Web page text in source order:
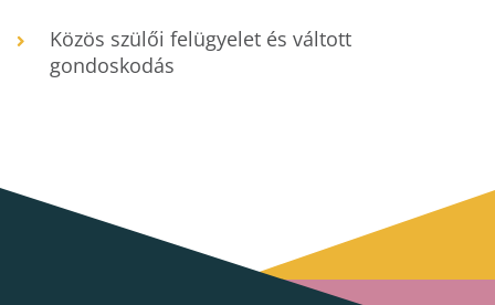
Közös szülői felügyelet és váltott
gondoskodás